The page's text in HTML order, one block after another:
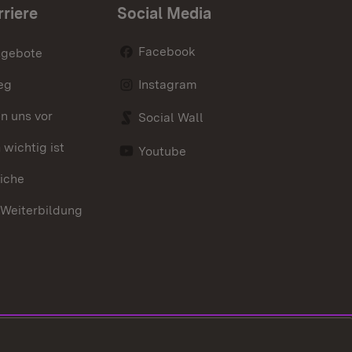
uns vor
wichtig ist
Social Media
Facebook
Instagram
Social Wall
Youtube